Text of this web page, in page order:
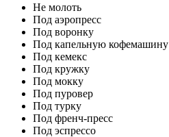
Не молоть
Под аэропресс
Под воронку
Под капельную кофемашину
Под кемекс
Под кружку
Под мокку
Под пуровер
Под турку
Под френч-пресс
Под эспрессо